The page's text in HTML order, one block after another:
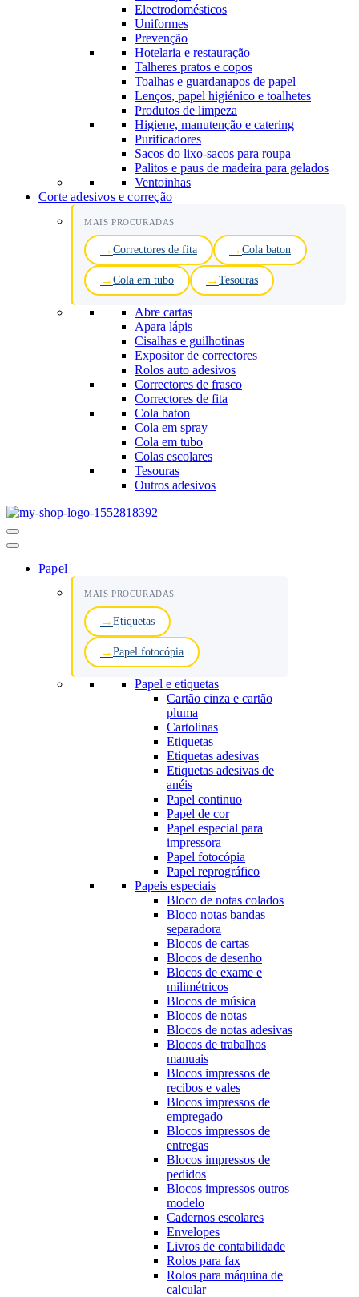
Electrodomésticos
Uniformes
Prevenção
Hotelaria e restauração
Talheres pratos e copos
Toalhas e guardanapos de papel
Lenços, papel higiénico e toalhetes
Produtos de limpeza
Higiene, manutenção e catering
Purificadores
Sacos do lixo-sacos para roupa
Palitos e paus de madeira para gelados
Ventoinhas
Corte adesivos e correção
MAIS PROCURADAS
Correctores de fita Cola baton
Cola em tubo Tesouras
Abre cartas
Apara lápis
Cisalhas e guilhotinas
Expositor de correctores
Rolos auto adesivos
Correctores de frasco
Correctores de fita
Cola baton
Cola em spray
Cola em tubo
Colas escolares
Tesouras
Outros adesivos
Menu
de
Papel
MAIS PROCURADAS
Etiquetas
Papel fotocópia
Papel e etiquetas
Cartão cinza e cartão
pluma
Cartolinas
Etiquetas
Etiquetas adesivas
Etiquetas adesivas de
anéis
Papel continuo
Papel de cor
Papel especial para
impressora
Papel fotocópia
Papel reprográfico
Papeis especiais
Bloco de notas colados
Bloco notas bandas
separadora
Blocos de cartas
Blocos de desenho
Blocos de exame e
milimétricos
Blocos de música
Blocos de notas
Blocos de notas adesivas
Blocos de trabalhos
manuais
Blocos impressos de
recibos e vales
Blocos impressos de
empregado
Blocos impressos de
entregas
Blocos impressos de
pedidos
Blocos impressos outros
modelo
Cadernos escolares
Envelopes
Livros de contabilidade
Rolos para fax
Rolos para máquina de
calcular